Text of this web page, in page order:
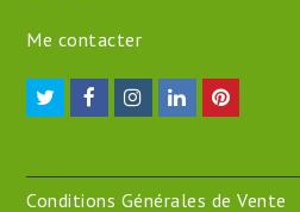
Me contacter
TwitterFacebookInstagram
LinkedInPinterest
Conditions Générales de Vente